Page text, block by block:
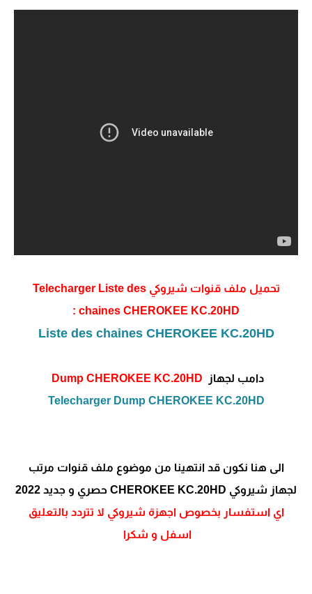
تحميل ملف قنوات شيروكي Telecharger Liste des
chaines CHEROKEE KC.20HD :
Liste des chaines CHEROKEE KC.20HD
دامب لجهاز Dump CHEROKEE KC.20HD
Telecharger Dump CHEROKEE KC.20HD
الى هنا نكون قد انتهينا من موضوع ملف قنوات مرتب
لجهاز شيروكي CHEROKEE KC.20HD حصري و جديد 2022
اي استفسار بخصوص اجهزة شيروكي لا تتردد بالتعليق
اسفل و شكرا